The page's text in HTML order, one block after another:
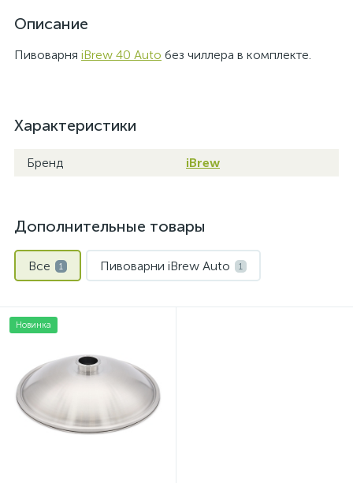
Описание
Пивоварня iBrew 40 Auto без чиллера в комплекте.
Характеристики
Бренд iBrew
Дополнительные товары
Все 1 Пивоварни iBrew Auto 1
Новинка